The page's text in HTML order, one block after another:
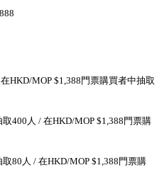
HKD/MOP $1,388門票購買者中抽取
400人 / 在HKD/MOP $1,388門票購
80人 / 在HKD/MOP $1,388門票購